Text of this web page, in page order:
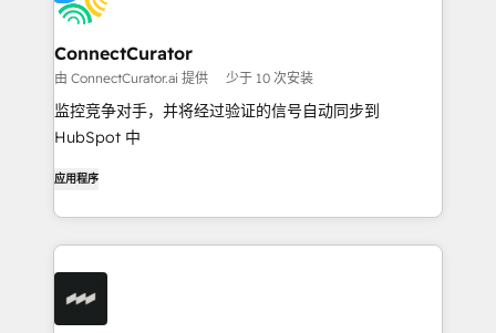
ConnectCurator
由 ConnectCurator.ai 提供 少于 10 次安装
监控竞争对手，并将经过验证的信号自动同步到
HubSpot 中
应用程序